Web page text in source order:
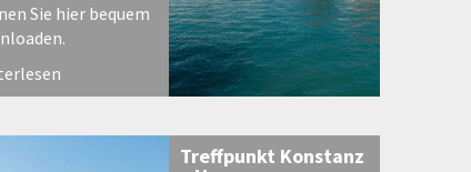
Sie hier bequem
Treffpunkt Konstanz